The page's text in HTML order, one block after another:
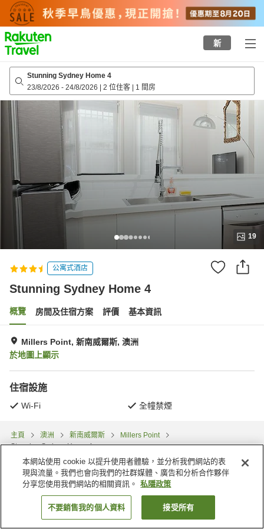
to
top
page
新
Stunning Sydney Home 4
23/8/2026 - 24/8/2026 | 2 位住客 | 1 間房
19
公寓式酒店
Stunning Sydney Home 4
概覽 房間及住宿方案 評價 基本資訊
Millers Point, 新南威爾斯, 澳洲
於地圖上顯示
住宿設施
Wi-Fi 全幢禁煙
主頁 澳洲 新南威爾斯
Millers Point
Stunning Sydney Home 4
找客房
本網站使用 cookie 以提升使用者體驗，並分析我們網站的表
現與流量。我們也會向我們的社群媒體、廣告和分析合作夥伴
分享您使用我們網站的相關資訊。
私隱政策
不要銷售我的個人資料 接受所有